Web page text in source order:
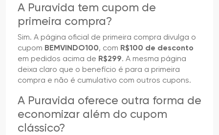
A Puravida tem cupom de
primeira compra?
Sim. A página oficial de primeira compra divulga o
cupom BEMVINDO100, com R$100 de desconto
em pedidos acima de R$299. A mesma página
deixa claro que o benefício é para a primeira
compra e não é cumulativo com outros cupons.
A Puravida oferece outra forma de
economizar além do cupom
clássico?